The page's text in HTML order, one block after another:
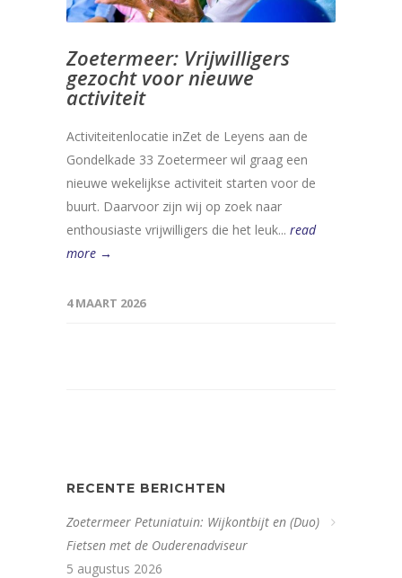
Zoetermeer: Vrijwilligers
gezocht voor nieuwe
activiteit
Activiteitenlocatie inZet de Leyens aan de
Gondelkade 33 Zoetermeer wil graag een
nieuwe wekelijkse activiteit starten voor de
buurt. Daarvoor zijn wij op zoek naar
enthousiaste vrijwilligers die het leuk... read
more →
4 MAART 2026
RECENTE BERICHTEN
Zoetermeer Petuniatuin: Wijkontbijt en (Duo)
Fietsen met de Ouderenadviseur
5 augustus 2026